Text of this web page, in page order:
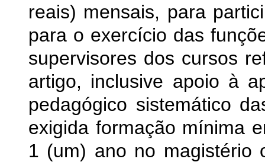
reais) mensais, para
para o exercício das
supervisores dos cursos
artigo, inclusive apoio à
pedagógico sistemático
exigida formação mínima
1 (um) ano no magistério